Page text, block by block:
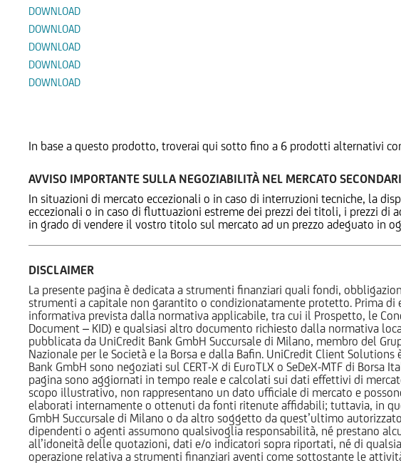
DOWNLOAD
DOWNLOAD
DOWNLOAD
DOWNLOAD
DOWNLOAD
In base a questo prodotto, troverai qui sotto fino a 6 prodotti alternativi
AVVISO IMPORTANTE SULLA NEGOZIABILITÀ NEL MERCATO
In situazioni di mercato eccezionali o in caso di interruzioni tecniche, la
eccezionali o in caso di fluttuazioni estreme dei prezzi dei titoli, i prezzi di
in grado di vendere il vostro titolo sul mercato ad un prezzo adeguato in
DISCLAIMER
La presente pagina è dedicata a strumenti finanziari quali fondi,
strumenti a capitale non garantito o condizionatamente protetto. Prima
informativa prevista dalla normativa applicabile, tra cui il Prospetto, le
Document – KID) e qualsiasi altro documento richiesto dalla normativa
pubblicata da UniCredit Bank GmbH Succursale di Milano, membro del
Nazionale per le Società e la Borsa e dalla Bafin. UniCredit Client
Bank GmbH sono negoziati sul CERT-X di EuroTLX o SeDeX-MTF di
pagina sono aggiornati in tempo reale e calcolati sui dati effettivi di
scopo illustrativo, non rappresentano un dato ufficiale di mercato e
elaborati internamente o ottenuti da fonti ritenute affidabili; tuttavia, in
GmbH Succursale di Milano o da altro soggetto da quest’ultimo
dipendenti o agenti assumono qualsivoglia responsabilità, né prestano
all’idoneità delle quotazioni, dati e/o indicatori sopra riportati, né di
operazione relativa a strumenti finanziari aventi come sottostante le